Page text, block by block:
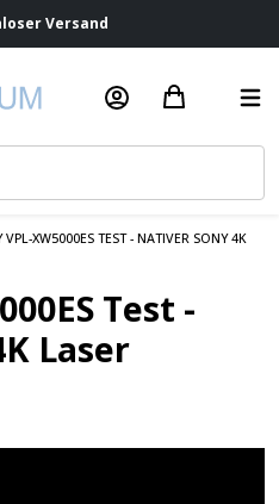
Versand
& Service
VPL-XW5000ES TEST - NATIVER SONY 4K
Test -
Laser